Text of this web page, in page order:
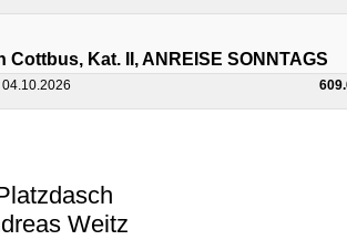
Cottbus, Kat. II, ANREISE SONNTAGS
04.10.2026
Weitz